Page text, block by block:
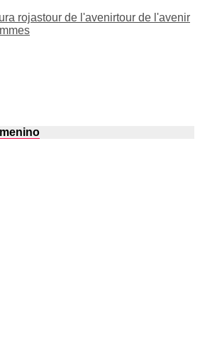
rojastour de l'avenirtour de l'avenir